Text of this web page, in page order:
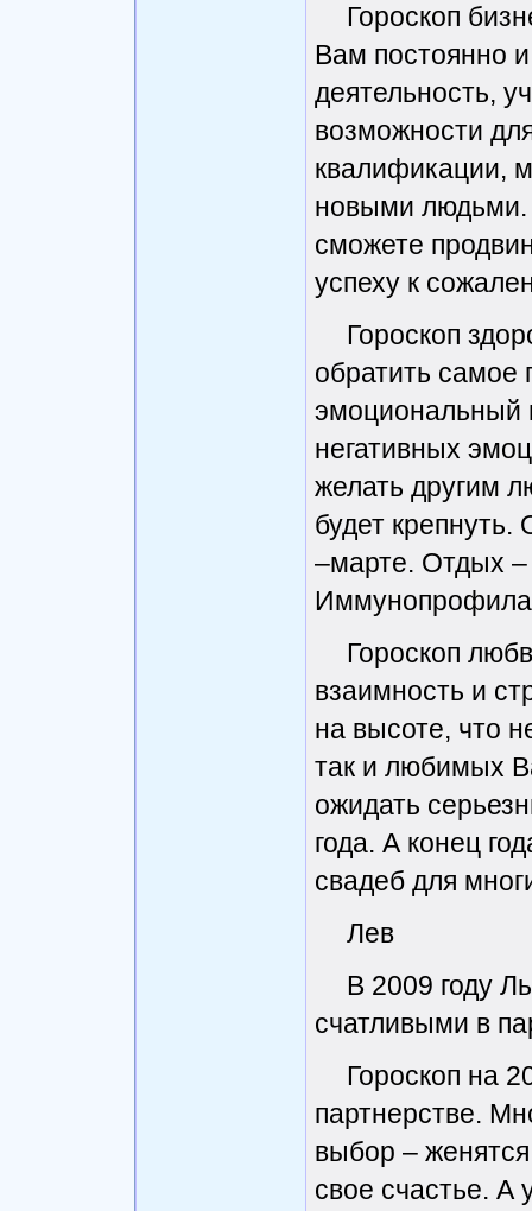
Гороскоп
Вам постоянно
деятельность,
возможности
квалификации,
новыми людьми.
сможете
успеху к
Гороскоп
обратить самое
эмоциональный
негативных
желать другим
будет
–марте. Отдых –
Гороскоп
взаимность и
на высоте, что
так и любимых
ожидать
года. А конец
свадеб для
Лев
В 2009 году
счатливыми в
Гороскоп на
партнерстве.
выбор –
свое счастье. А